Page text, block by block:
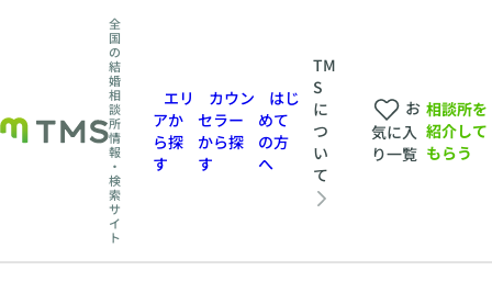
全
国
の
結
婚
相
談
所
情
報
・
検
索
サ
イ
ト
エリ
アか
ら探
す
カウン
セラー
から探
す
はじ
めて
の方
へ
TM
S
に
つ
い
て
お
気に入
り一覧
相談所を
紹介して
もらう